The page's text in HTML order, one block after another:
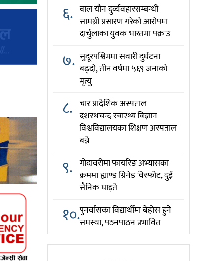
६. बाल यौन दुर्व्यवहारसम्बन्धी
सामग्री प्रसारण गरेको आरोपमा
दार्चुलाका युवक भारतमा पक्राउ
७. सुदूरपश्चिममा सवारी दुर्घटना
बढ्दो, तीन वर्षमा ५६९ जनाको
मृत्यु
८. चार प्रादेशिक अस्पताल
दशरथचन्द स्वास्थ्य विज्ञान
विश्वविद्यालयका शिक्षण अस्पताल
बन्ने
९. गोदावरीमा फायरिङ अभ्यासका
क्रममा ह्याण्ड ग्रिनेड विस्फोट, दुई
सैनिक घाइते
१०.पुनर्वासका विद्यार्थीमा बेहोस हुने
समस्या, पठनपाठन प्रभावित